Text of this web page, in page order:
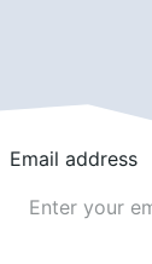
Email address